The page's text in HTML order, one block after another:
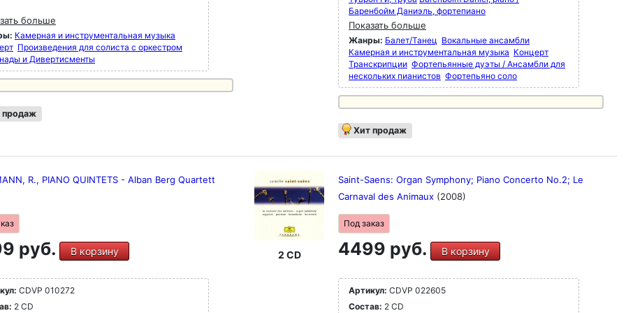
рубежа веков - Малера, Дебюсси,
Штрауса и Пуччини CD 79 - 100 включает
XX века - от Стравинского до Мессии.
79 - 100 представлены шедевры XX
от Стравинского до Мессиана, Булеза и
а также Хольста, Рахманинова,
Айвза, Яначека, Равеля и многих
больше
Камерная и инструментальная музыка
Произведения для солиста с оркестром
и Дивертисменты
продаж
Баренбойм Даниэль, фортепиано
Показать больше
Жанры: Балет/Танец Вокальные ансамбли
Камерная и инструментальная музыка Концерт
Транскрипции Фортепьянные дуэты / Ансамбли для
нескольких пианистов Фортепьяно соло
Хит продаж
R., PIANO QUINTETS - Alban Berg Quartett
руб. В корзину
CDVP 010272
2 CD
2 CD
Saint-Saens: Organ Symphony; Piano Concerto No.2; Le
Carnaval des Animaux (2008)
Под заказ
4499 руб. В корзину
Артикул: CDVP 022605
Состав: 2 CD